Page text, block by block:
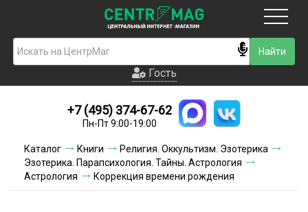
Гость
Новинки
Условия доставки
Условия оплаты
Гость
+7 (495) 374-67-62
Пн-Пт 9:00-19:00
Каталог Книги
Религия. Оккультизм. Эзотерика
Эзотерика. Парапсихология. Тайны. Астрология
Астрология
Коррекция времени рождения